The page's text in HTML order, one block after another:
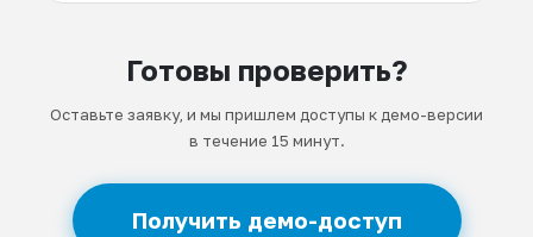
Готовы проверить?
Оставьте заявку, и мы пришлем доступы к демо-версии
в течение 15 минут.
Получить демо-доступ